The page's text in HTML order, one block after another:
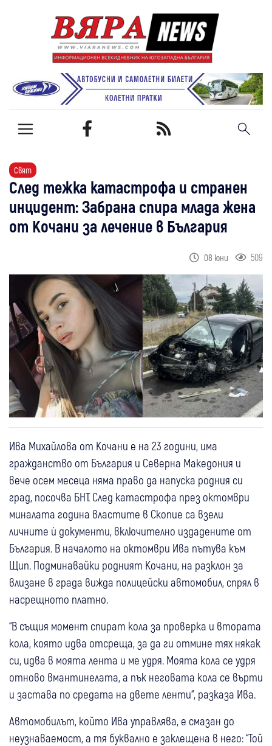
Свят
След тежка катастрофа и странен
инцидент: Забрана спира млада жена
от Кочани за лечение в България
08 юни 509
Ива Михайлова от Кочани е на 23 години, има
гражданство от България и Северна Македония и
вече осем месеца няма право да напуска родния си
град, посочва БНТ. След катастрофа през октомври
миналата година властите в Скопие са взели
личните ѝ документи, включително издадените от
България. В началото на октомври Ива пътува към
Щип. Подминавайки родният Кочани, на разклон за
влизане в града вижда полицейски автомобил, спрял в
насрещното платно.
“В същия момент спират кола за проверка и втората
кола, която идва отсреща, за да ги отмине тях някак
си, идва в моята лента и ме удря. Моята кола се удря
отново вмантинелата, а пък неговата кола се върти
и застава по средата на двете ленти“, разказа Ива.
Автомобилът, който Ива управлява, е смазан до
неузнаваемост, а тя буквално е заклещена в него: “Той